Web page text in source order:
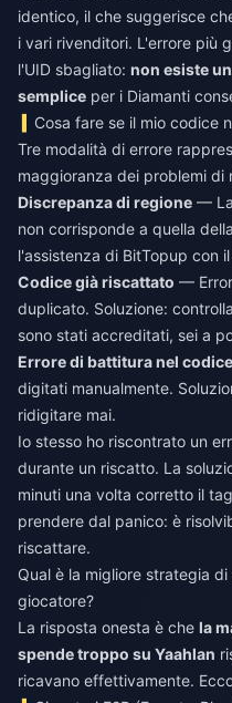
identico, il che suggerisce
i vari rivenditori. L'errore più
l'UID sbagliato: non esiste
semplice per i Diamanti
Cosa fare se il mio codice
Tre modalità di errore
maggioranza dei problemi di
Discrepanza di regione —
non corrisponde a quella
l'assistenza di BitTopup con
Codice già riscattato —
duplicato. Soluzione:
sono stati accreditati, sei a
Errore di battitura nel codice
digitati manualmente.
ridigitare mai.
Io stesso ho riscontrato un
durante un riscatto. La
minuti una volta corretto il
prendere dal panico: è
riscattare.
Qual è la migliore strategia
giocatore?
La risposta onesta è che la
spende troppo su Yaahlan
ricavano effettivamente.